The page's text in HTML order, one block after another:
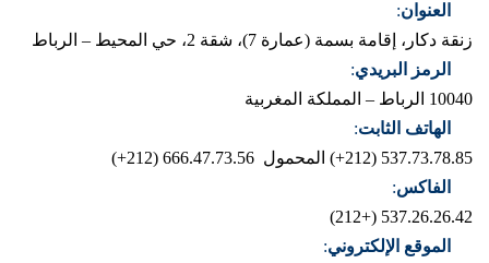
العنوان:
زنقة دكار، إقامة بسمة (عمارة 7)، شقة 2، حي المحيط – الرباط
الرمز البريدي:
10040 الرباط – المملكة المغربية
الهاتف الثابت:
537.73.78.85 (212+)
المحمول 666.47.73.56 (212+)
الفاكس:
537.26.26.42 (+212)
الموقع الإلكتروني: